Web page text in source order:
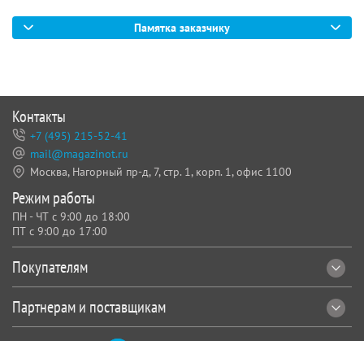
Памятка заказчику
Покупателям
Партнерам и поставщикам
Контакты
+7 (495) 215-52-41
mail@magazinot.ru
Москва, Нагорный пр-д, 7, стр. 1, корп. 1, офис 1100
Режим работы
ПН - ЧТ с 9:00 до 18:00
ПТ с 9:00 до 17:00